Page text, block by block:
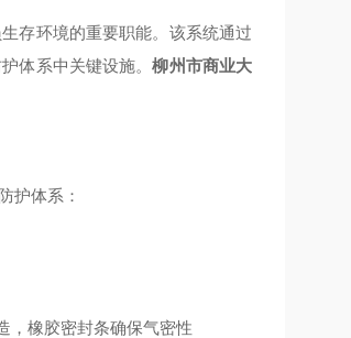
存环境的重要职能。该系统通过
体系中关键设施。柳州市商业大
护体系：
，橡胶密封条确保气密性